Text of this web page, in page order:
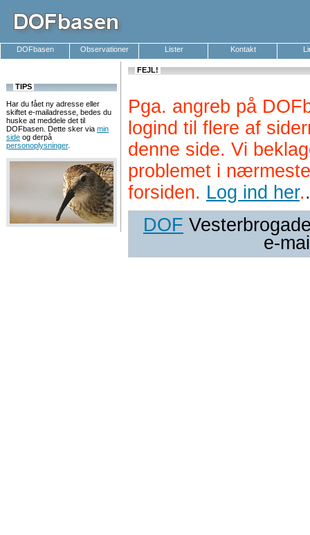
DOFbasen Observationer Lister Kontakt
TIPS
Har du fået ny adresse eller
skiftet e-mailadresse, bedes du
huske at meddele det til
DOFbasen. Dette sker via min
side og derpå
personoplysninger.
FEJL!
Pga. angreb på
logind til flere af
denne side. Vi
problemet i
forsiden. Log ind her..
DOF
e-